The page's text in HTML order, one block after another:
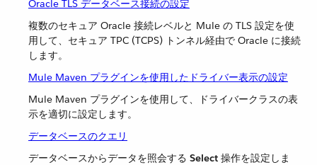
Oracle TLS データベース接続の設定
複数のセキュア Oracle 接続レベルと Mule の TLS 設定を使
用して、セキュア TPC (TCPS) トンネル経由で Oracle に接続
します。
Mule Maven プラグインを使用したドライバー表示の設定
Mule Maven プラグインを使用して、ドライバークラスの表
示を適切に設定します。
データベースのクエリ
データベースからデータを照会する ​ Select ​ 操作を設定しま